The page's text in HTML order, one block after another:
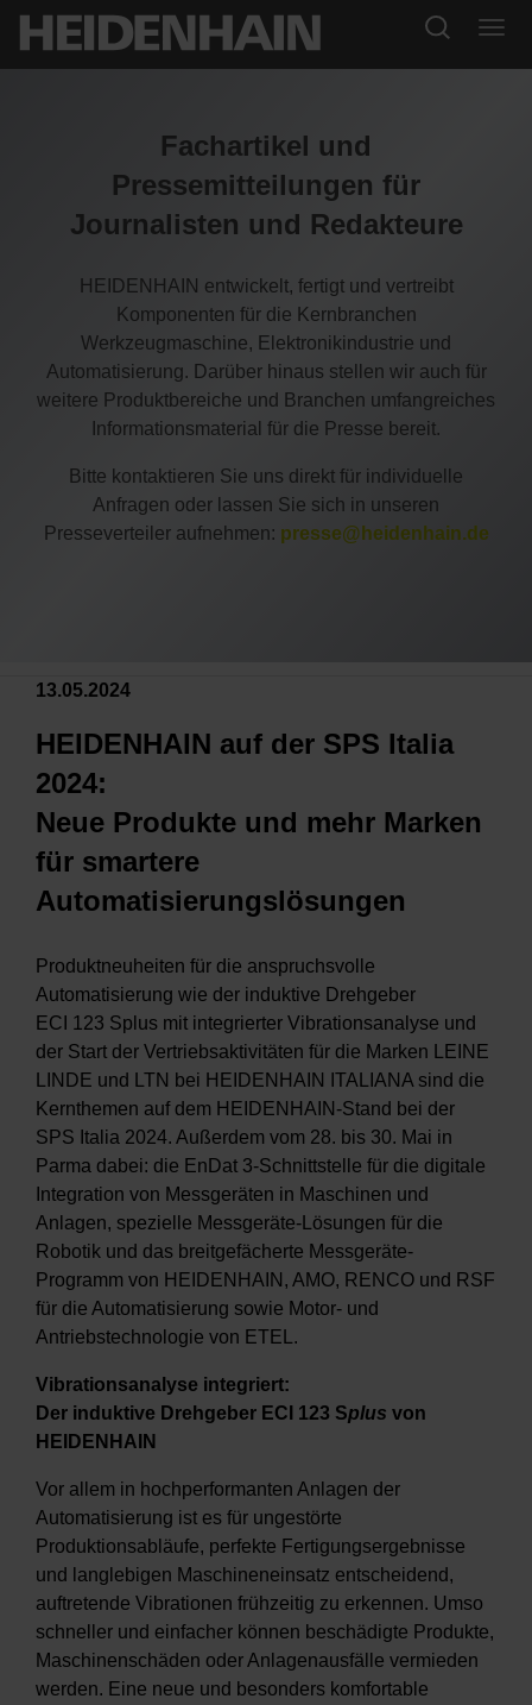
Fachartikel und
Pressemitteilungen für
Journalisten und Redakteure
HEIDENHAIN entwickelt, fertigt und vertreibt
Komponenten für die Kernbranchen
Werkzeugmaschine, Elektronikindustrie und
Automatisierung. Darüber hinaus stellen wir auch für
weitere Produktbereiche und Branchen umfangreiches
Informationsmaterial für die Presse bereit.
Bitte kontaktieren Sie uns direkt für individuelle
Anfragen oder lassen Sie sich in unseren
Presseverteiler aufnehmen: presse@heidenhain.de
13.05.2024
HEIDENHAIN auf der SPS Italia
2024:
Neue Produkte und mehr Marken
für smartere
Automatisierungslösungen
Produktneuheiten für die anspruchsvolle
Automatisierung wie der induktive Drehgeber
ECI 123 Splus mit integrierter Vibrationsanalyse und
der Start der Vertriebsaktivitäten für die Marken LEINE
LINDE und LTN bei HEIDENHAIN ITALIANA sind die
Kernthemen auf dem HEIDENHAIN-Stand bei der
SPS Italia 2024. Außerdem vom 28. bis 30. Mai in
Parma dabei: die EnDat 3-Schnittstelle für die digitale
Integration von Messgeräten in Maschinen und
Anlagen, spezielle Messgeräte-Lösungen für die
Robotik und das breitgefächerte Messgeräte-
Programm von HEIDENHAIN, AMO, RENCO und RSF
für die Automatisierung sowie Motor- und
Antriebstechnologie von ETEL.
Vibrationsanalyse integriert:
Der induktive Drehgeber ECI 123 Splus von
HEIDENHAIN
Vor allem in hochperformanten Anlagen der
Automatisierung ist es für ungestörte
Produktionsabläufe, perfekte Fertigungsergebnisse
und langlebigen Maschineneinsatz entscheidend,
auftretende Vibrationen frühzeitig zu erkennen. Umso
schneller und einfacher können beschädigte Produkte,
Maschinenschäden oder Anlagenausfälle vermieden
werden. Eine neue und besonders komfortable